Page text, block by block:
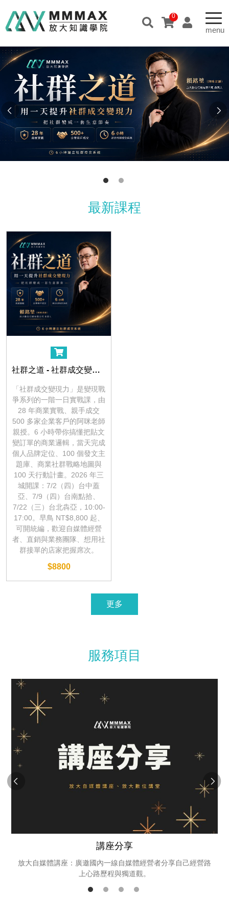
0
最新課程
社群之道 - 社群成交變現力
「社群成交變現力」是變現戰
爭系列的一階一日實戰課，由
28 年商業實戰、親手成交
500 多家企業客戶的阿咪老師
親授。6 小時帶你搞懂把貼文
變訂單的商業邏輯，當天完成
個人品牌定位、100 個發文主
題庫、商業社群戰略地圖與
100 天行動計畫。2026 年三
城開課：7/2（四）台中蓋
亞、7/9（四）台南點拾、
7/22（三）台北犇亞，10:00-
17:00。早鳥 NT$8,800 起、
可開統編，歡迎自媒體經營
者、直銷與業務團隊、想用社
群接單的店家把握席次。
$8800
更多
服務項目
講座分享
大自媒體講座：廣邀國內一線自媒體經營者分享自己經營路
上心路歷程與獨道觀。